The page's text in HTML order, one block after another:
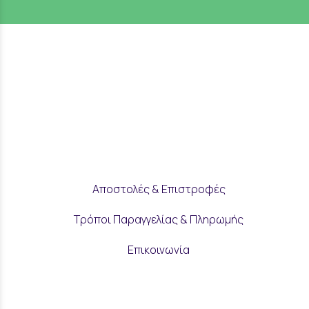
Αποστολές & Επιστροφές
Τρόποι Παραγγελίας & Πληρωμής
Επικοινωνία